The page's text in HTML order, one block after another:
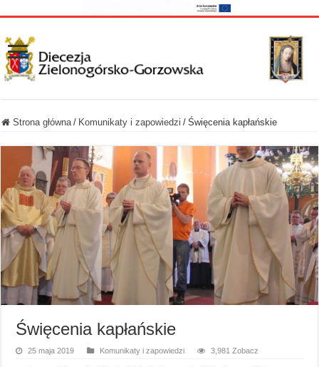
Strona główna / Komunikaty i zapowiedzi / Święcenia kapłańskie
Święcenia kapłańskie
25 maja 2019 Komunikaty i zapowiedzi 3,981 Zobacz